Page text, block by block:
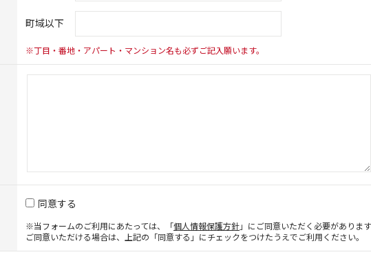
町域以下
※丁目・番地・アパート・マンション名も必ずご記入願います。
同意する
※当フォームのご利用にあたっては、「個人情報保護方針」にご同意いただく必要がありま
ご同意いただける場合は、上記の「同意する」にチェックをつけたうえでご利用ください。